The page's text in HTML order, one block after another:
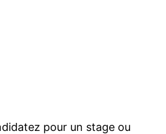
pour un stage ou